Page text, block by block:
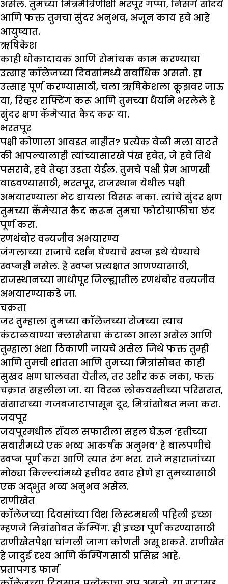
असेल. तुमच्या मित्रमैत्रिणींशी भरपूर गप्पा, निसर्ग सौंदर्य
आणि फक्त तुमचा सुंदर अनुभव, अजून काय हवे आहे
आयुष्यात.
ऋषिकेश
काही धोकादायक आणि रोमांचक काम करण्याचा
उत्साह कॉलेजच्या दिवसांमध्ये सर्वाधिक असतो. हा
उत्साह पूर्ण करण्यासाठी, चला ऋषिकेशला क्रूझवर जाऊ
या, रिव्हर राफ्टिंग करू आणि तुमच्या धैर्याने भरलेले हे
सुंदर क्षण कॅमेऱ्यात कैद करू या.
भरतपूर
पक्षी कोणाला आवडत नाहीत? प्रत्येक वेळी मला वाटते
की आपल्यालाही त्यांच्यासारखे पंख हवेत, जे हवे तिथे
पसरावे, हवे तेव्हा उडता येईल. तुमचे पक्षी प्रेम आणखी
वाढवण्यासाठी, भरतपूर, राजस्थान येथील पक्षी
अभयारण्याला भेट द्यायला विसरू नका. त्यांचे सुंदर क्षण
तुमच्या कॅमेऱ्यात कैद करून तुमचा फोटोग्राफीचा छंद
पूर्ण करा.
रणथंबोर वन्यजीव अभयारण्य
जंगलाच्या राजाचे दर्शन घेण्याचे स्वप्न इथे येण्याचे
स्वप्नही नसेल. हे स्वप्न प्रत्यक्षात आणण्यासाठी,
राजस्थानच्या माधोपूर जिल्ह्यातील रणथंबोर वन्यजीव
अभयारण्याकडे जा.
चक्रता
जर तुम्हाला तुमच्या कॉलेजच्या रोजच्या त्याच
कंटाळवाण्या क्लासेसचा कंटाळा आला असेल आणि
तुम्हाला अशा ठिकाणी जायचे असेल जिथे फक्त तुम्ही
आणि तुमची शांतता आणि तुमच्या मित्रांसोबत काही
सुखद क्षण घालवता येतील, तर उशीर करू नका, फक्त
चक्रात सहलीला जा. या विरळ लोकवस्तीच्या परिसरात,
संसाराच्या गजबजाटापासून दूर, मित्रांसोबत मजा करा.
जयपूर
जयपूरमधील रॉयल सफारीला सहल घेऊन ‘हत्तीच्या
सवारीमध्ये एक भव्य आकर्षक अनुभव’ हे बालपणीचे
स्वप्न पूर्ण करा आणि त्यात रंग भरा. राजे महाराजांच्या
मोठ्या किल्ल्यांमध्ये हत्तीवर स्वार होणे हा तुमच्यासाठी
एक अद्भुत भव्य अनुभव असेल.
राणीखेत
कॉलेजच्या दिवसांच्या विश लिस्टमधली पहिली इच्छा
म्हणजे मित्रांसोबत कॅम्पिंग. ही इच्छा पूर्ण करण्यासाठी
राणीखेतपेक्षा चांगली जागा कोणती असू शकते. राणीखेत
हे जादुई दृश्य आणि कॅम्पिंगसाठी प्रसिद्ध आहे.
प्रतापगड फार्म